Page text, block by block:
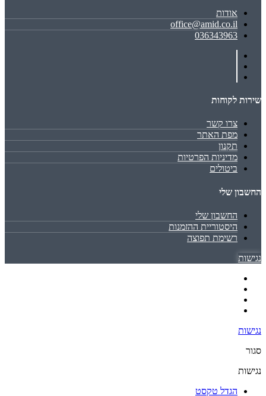
אודות
office@amid.co.il
036343963
שירות לקוחות
צרו קשר
מפת האתר
תקנון
מדיניות הפרטיות
ביטולים
החשבון שלי
החשבון שלי
היסטוריית ההזמנות
רשימת תפוצה
נגישות
נגישות
סגור
נגישות
הגדל טקסט